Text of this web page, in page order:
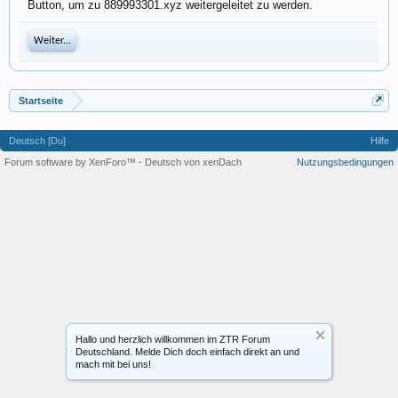
Hallo und herzlich willkommen im ZTR Forum
Deutschland. Melde Dich doch einfach direkt an und
mach mit bei uns!
Button, um zu 889993301.xyz weitergeleitet zu werden.
Weiter...
Startseite
Deutsch [Du]
Hilfe
Nutzungsbedingungen
Forum software by XenForo™ - Deutsch von xenDach